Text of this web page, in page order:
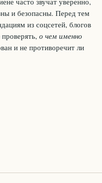
и безопасны. Перед тем
из соцсетей, блогов
о чем именно
и не противоречит ли